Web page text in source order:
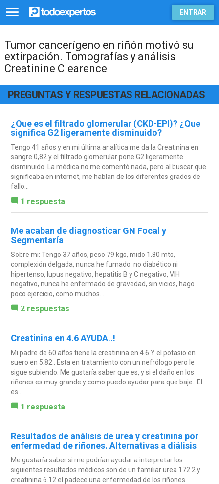
ENTRAR
Tumor cancerígeno en riñón motivó su
extirpación. Tomografías y análisis
Creatinine Clearence
PREGUNTAS Y RESPUESTAS RELACIONADAS
¿Que es el filtrado glomerular (CKD-EPI)? ¿Que
significa G2 ligeramente disminuido?
Tengo 41 años y en mi última analítica me da la Creatinina en
sangre 0,82 y el filtrado glomerular pone G2 ligeramente
disminuido. La médica no me comentó nada, pero al buscar que
significaba en internet, me hablan de los diferentes grados de
fallo...
1 respuesta
Me acaban de diagnosticar GN Focal y
Segmentaría
Sobre mi: Tengo 37 años, peso 79 kgs, mido 1.80 mts,
complexión delgada, nunca he fumado, no diabético ni
hipertenso, lupus negativo, hepatitis B y C negativo, VIH
negativo, nunca he enfermado de gravedad, sin vicios, hago
poco ejercicio, como muchos...
2 respuestas
Creatinina en 4.6 AYUDA..!
Mi padre de 60 años tiene la creatinina en 4.6 Y el potasio en
suero en 5.82.. Esta en tratamiento con un nefrólogo pero le
sigue subiendo. Me gustaría saber que es, y si el daño en los
riñones es muy grande y como puedo ayudar para que baje.. El
es...
1 respuesta
Resultados de análisis de urea y creatinina por
enfermedad de riñones. Alternativas a diálisis
Me gustaría saber si me podrían ayudar a interpretar los
siguientes resultados médicos son de un familiar urea 172.2 y
creatinina 6.12 el padece una enfermedad de los riñones